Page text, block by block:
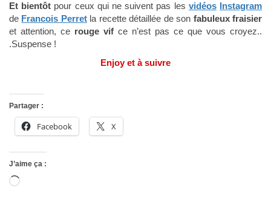
Et bientôt pour ceux qui ne suivent pas les vidéos Instagram
de Francois Perretla recette détaillée de son fabuleux fraisier
et attention, ce rouge vif ce n’est pas ce que vous croyez..
.Suspense !
Enjoy et à suivre
Partager :
Facebook X
J’aime ça :
Chargement…